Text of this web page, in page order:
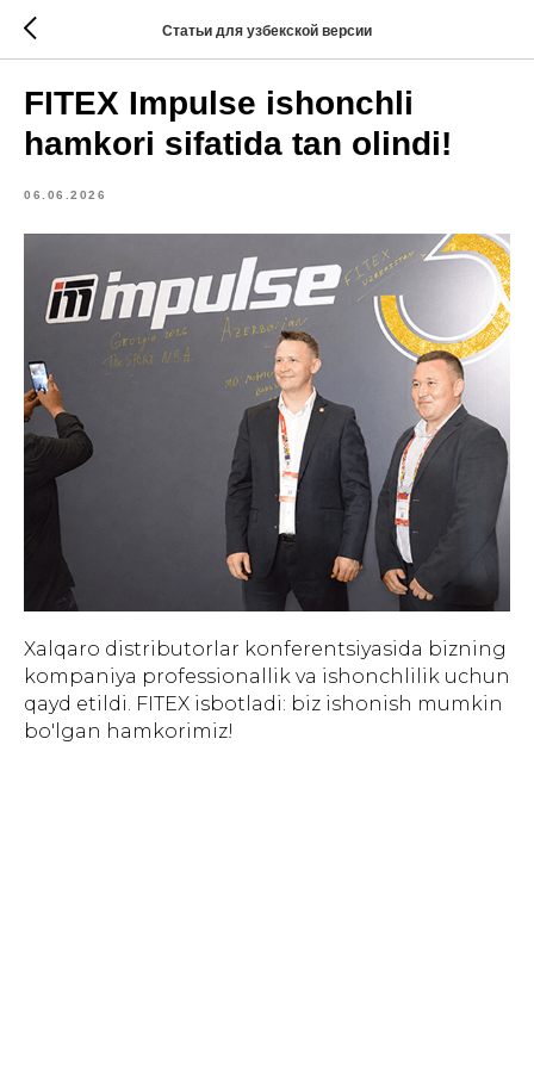
Статьи для узбекской версии
FITEX Impulse ishonchli
hamkori sifatida tan olindi!
06.06.2026
Xalqaro distributorlar konferentsiyasida bizning
kompaniya professionallik va ishonchlilik uchun
qayd etildi. FITEX isbotladi: biz ishonish mumkin
bo'lgan hamkorimiz!